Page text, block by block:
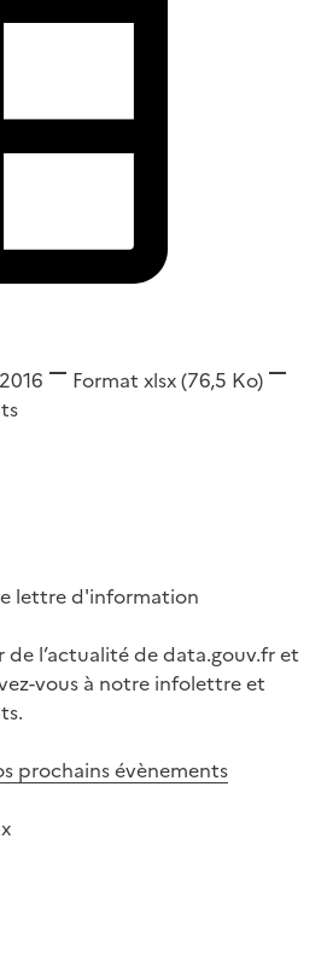
Format xlsx(76,5 Ko)
lettre d'information
de l’actualité de data.gouv.fr et
vous à notre infolettre et
prochains évènements